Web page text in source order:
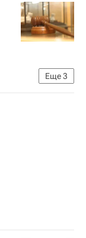
Еще3